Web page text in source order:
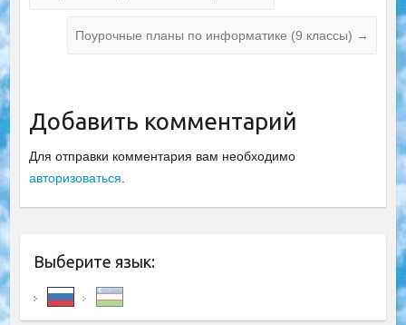
Поурочные планы по информатике (9 классы) →
Добавить комментарий
Для отправки комментария вам необходимо
авторизоваться
Выберите язык: